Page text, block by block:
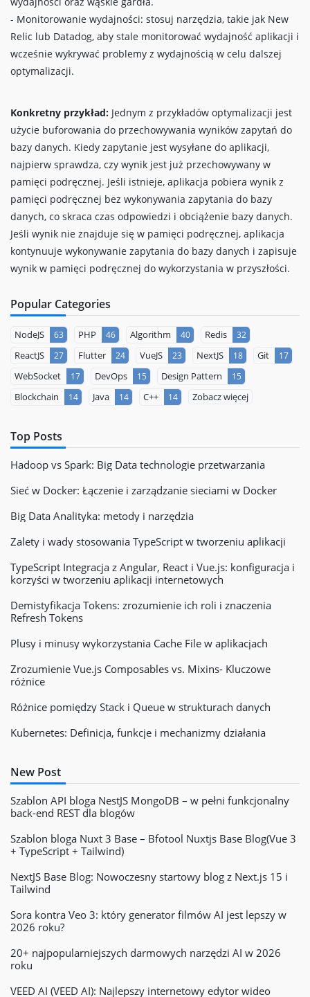
- Monitorowanie wydajności: stosuj narzędzia, takie jak New
Relic lub Datadog, aby stale monitorować wydajność aplikacji i
wcześnie wykrywać problemy z wydajnością w celu dalszej
optymalizacji.
Konkretny przykład: Jednym z przykładów optymalizacji jest
użycie buforowania do przechowywania wyników zapytań do
bazy danych. Kiedy zapytanie jest wysyłane do aplikacji,
najpierw sprawdza, czy wynik jest już przechowywany w
pamięci podręcznej. Jeśli istnieje, aplikacja pobiera wynik z
pamięci podręcznej bez wykonywania zapytania do bazy
danych, co skraca czas odpowiedzi i obciążenie bazy danych.
Jeśli wynik nie znajduje się w pamięci podręcznej, aplikacja
kontynuuje wykonywanie zapytania do bazy danych i zapisuje
wynik w pamięci podręcznej do wykorzystania w przyszłości.
Popular Categories
NodeJS 63 PHP 46 Algorithm 40 Redis 32
ReactJS 27 Flutter 24 VueJS 23 NextJS 18 Git 17
WebSocket 17 DevOps 15 Design Pattern 15
Blockchain 14 Java 14 C++ 14 Zobacz więcej
Top Posts
Hadoop vs Spark: Big Data technologie przetwarzania
Sieć w Docker: Łączenie i zarządzanie sieciami w Docker
Big Data Analityka: metody i narzędzia
Zalety i wady stosowania TypeScript w tworzeniu aplikacji
TypeScript Integracja z Angular, React i Vue.js: konfiguracja i
korzyści w tworzeniu aplikacji internetowych
Demistyfikacja Tokens: zrozumienie ich roli i znaczenia
Refresh Tokens
Plusy i minusy wykorzystania Cache File w aplikacjach
Zrozumienie Vue.js Composables vs. Mixins- Kluczowe
różnice
Różnice pomiędzy Stack i Queue w strukturach danych
Kubernetes: Definicja, funkcje i mechanizmy działania
New Post
Szablon API bloga NestJS MongoDB – w pełni funkcjonalny
back-end REST dla blogów
Szablon bloga Nuxt 3 Base – Bfotool Nuxtjs Base Blog(Vue 3
+ TypeScript + Tailwind)
NextJS Base Blog: Nowoczesny startowy blog z Next.js 15 i
Tailwind
Sora kontra Veo 3: który generator filmów AI jest lepszy w
2026 roku?
20+ najpopularniejszych darmowych narzędzi AI w 2026
roku
VEED AI (VEED AI): Najlepszy internetowy edytor wideo